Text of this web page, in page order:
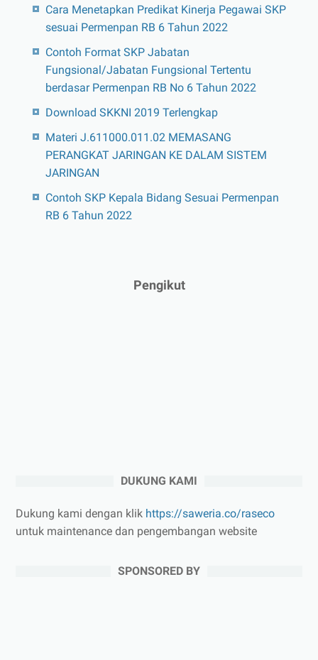
Cara Menetapkan Predikat Kinerja Pegawai SKP
sesuai Permenpan RB 6 Tahun 2022
Contoh Format SKP Jabatan
Fungsional/Jabatan Fungsional Tertentu
berdasar Permenpan RB No 6 Tahun 2022
Download SKKNI 2019 Terlengkap
Materi J.611000.011.02 MEMASANG
PERANGKAT JARINGAN KE DALAM SISTEM
JARINGAN
Contoh SKP Kepala Bidang Sesuai Permenpan
RB 6 Tahun 2022
Pengikut
DUKUNG KAMI
Dukung kami dengan klik https://saweria.co/raseco
untuk maintenance dan pengembangan website
SPONSORED BY